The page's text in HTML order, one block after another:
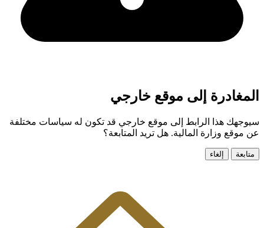
المغادرة إلى موقع خارجي
سيوجهك هذا الرابط إلى موقع خارجي قد تكون له سياسات مختلفة
عن موقع وزارة المالية. هل تريد المتابعة؟
متابعة إلغاء